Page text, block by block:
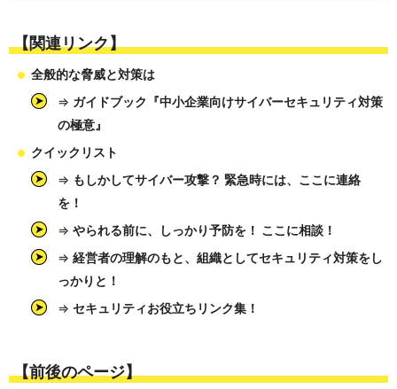
【関連リンク】
全般的な脅威と対策は
⇒ ガイドブック『中小企業向けサイバーセキュリティ対策
の極意』
クイックリスト
⇒ もしかしてサイバー攻撃？ 緊急時には、ここに連絡
を！
⇒ やられる前に、しっかり予防を！ ここに相談！
⇒ 経営者の理解のもと、組織としてセキュリティ対策をし
っかりと！
⇒ セキュリティお役立ちリンク集！
【前後のページ】